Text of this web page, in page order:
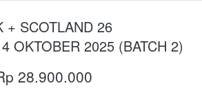
+ SCOTLAND 26
OKTOBER 2025 (BATCH 2)
28.900.000